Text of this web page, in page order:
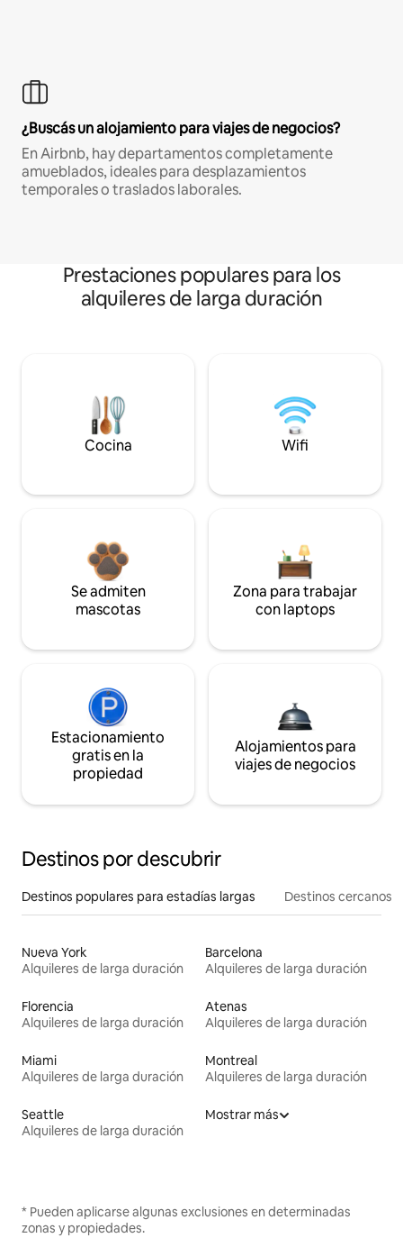
¿Buscás un alojamiento para viajes de negocios?
En Airbnb, hay departamentos completamente
amueblados, ideales para desplazamientos
temporales o traslados laborales.
Prestaciones populares para los
alquileres de larga duración
Cocina Wifi
Se admiten
mascotas
Zona para trabajar
con laptops
Estacionamiento
gratis en la
propiedad
Alojamientos para
viajes de negocios
Destinos por descubrir
Destinos populares para estadías largas Destinos cercanos
Nueva York
Alquileres de larga duración
Barcelona
Alquileres de larga duración
Florencia
Alquileres de larga duración
Atenas
Alquileres de larga duración
Miami
Alquileres de larga duración
Montreal
Alquileres de larga duración
Seattle
Alquileres de larga duración
Mostrar más
* Pueden aplicarse algunas exclusiones en determinadas
zonas y propiedades.